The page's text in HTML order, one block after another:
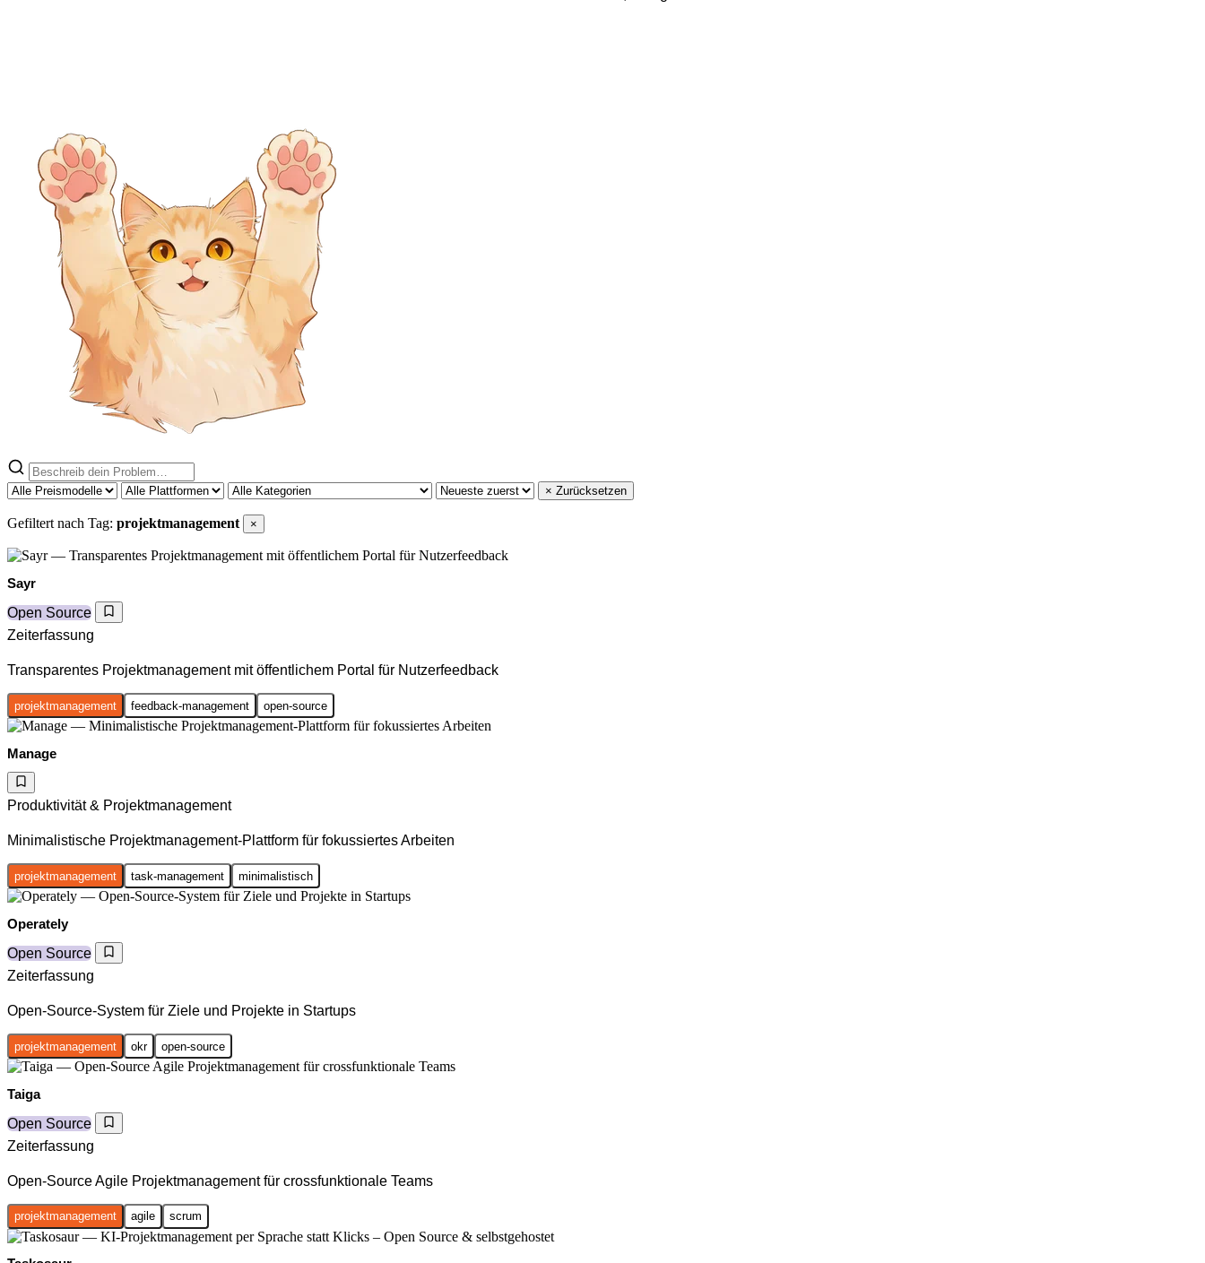
× Zurücksetzen
Gefiltert nach Tag: projektmanagement ×
Sayr
Open Source
Zeiterfassung
Transparentes Projektmanagement mit öffentlichem Portal für Nutzerfeedback
projektmanagement feedback-management open-source
Manage
Produktivität & Projektmanagement
Minimalistische Projektmanagement-Plattform für fokussiertes Arbeiten
projektmanagement task-management minimalistisch
Operately
Open Source
Zeiterfassung
Open-Source-System für Ziele und Projekte in Startups
projektmanagement okr open-source
Taiga
Open Source
Zeiterfassung
Open-Source Agile Projektmanagement für crossfunktionale Teams
projektmanagement agile scrum